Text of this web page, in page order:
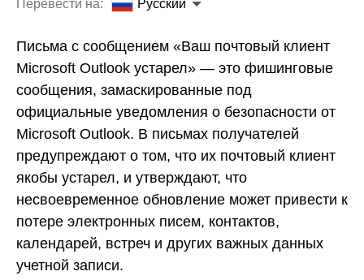
Перевести на:
Русский
Письма с сообщением «Ваш почтовый клиент
Microsoft Outlook устарел» — это фишинговые
сообщения, замаскированные под
официальные уведомления о безопасности от
Microsoft Outlook. В письмах получателей
предупреждают о том, что их почтовый клиент
якобы устарел, и утверждают, что
несвоевременное обновление может привести к
потере электронных писем, контактов,
календарей, встреч и других важных данных
учетной записи.